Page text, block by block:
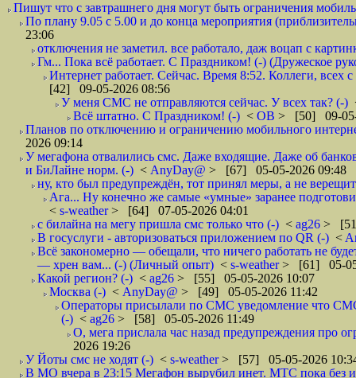
Пишут что с завтрашнего дня могут быть ограничения
По плану 9.05 с 5.00 и до конца мероприятия
23:06
отключения не заметил. все работало, даж воцап с
Гм... Пока всё работает. С Праздником! (-) (Дружеское
Интернет работает. Сейчас. Время 8:52. Коллеги,
[42] 09-05-2026 08:56
У меня СМС не отправляются сейчас. У всех так? (-)
Всё штатно. С Праздником! (-) < ОВ > [50] 09-05-
Планов по отключению и ограничению мобильного
2026 09:14
У мегафона отвалились смс. Даже входящие. Даже об
и БиЛайне норм. (-) < AnyDay@ > [67] 05-05-2026 09:48
ну, кто был предупреждён, тот принял меры, а не
Ага... Ну конечно же самые «умные» заранее
< s-weather> [64] 07-05-2026 04:01
с билайна на мегу пришла смс только что (-) < ag26 >
В госуслуги - авторизоваться приложением по QR (-) <
Всё закономерно — обещали, что ничего работать не
— хрен вам... (-) (Личный опыт) < s-weather> [61] 05-
Какой регион? (-) < ag26 > [55] 05-05-2026 10:07
Москва (-) < AnyDay@ > [49] 05-05-2026 11:42
Операторы присылали по СМС уведомление что
(-) < ag26 > [58] 05-05-2026 11:49
О, мега прислала час назад предупреждения про
2026 19:26
У Йоты смс не ходят (-) < s-weather> [57] 05-05-2026
В МО вчера в 23:15 Мегафон вырубил инет. МТС пока без